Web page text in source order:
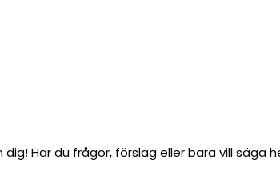
Har du frågor, förslag eller bara vill säga